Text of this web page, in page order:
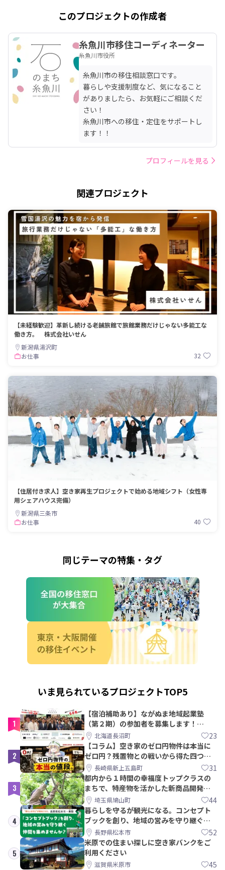
このプロジェクトの作成者
糸魚川市移住コーディネーター
糸魚川市役所
糸魚川市の移住相談窓口です。
暮らしや支援制度など、気になること
がありましたら、お気軽にご相談くだ
さい！
糸魚川市への移住・定住をサポートし
ます！！
プロフィールを見る
関連プロジェクト
【未経験歓迎】革新し続ける老舗旅館で旅館業務だけじゃない多能工な
働き方。 株式会社いせん
新潟県湯沢町
お仕事
32
【住居付き求人】空き家再生プロジェクトで始める地域シフト（女性専
用シェアハウス完備）
新潟県三条市
お仕事
40
同じテーマの特集・タグ
いま見られているプロジェクトTOP5
1
【宿泊補助あり】ながぬま地域起業塾
（第２期）の参加者を募集します！
【8/21〆】
北海道長沼町 23
2
【コラム】空き家のゼロ円物件は本当に
ゼロ円？残置物との戦いから得た四つの
教訓｜新上五島町
長崎県新上五島町 31
3
都内から１時間の幸福度トップクラスの
まちで、特産物を活かした新商品開発＆
PRメンバー募集！
埼玉県鳩山町 44
4
暮らしを守るが観光になる。コンセプト
ブックを創り、地域の営みを守り継ぐ仲
間を集めませんか？
長野県松本市 52
5
米原での住まい探しに空き家バンクをご
利用ください
滋賀県米原市 45